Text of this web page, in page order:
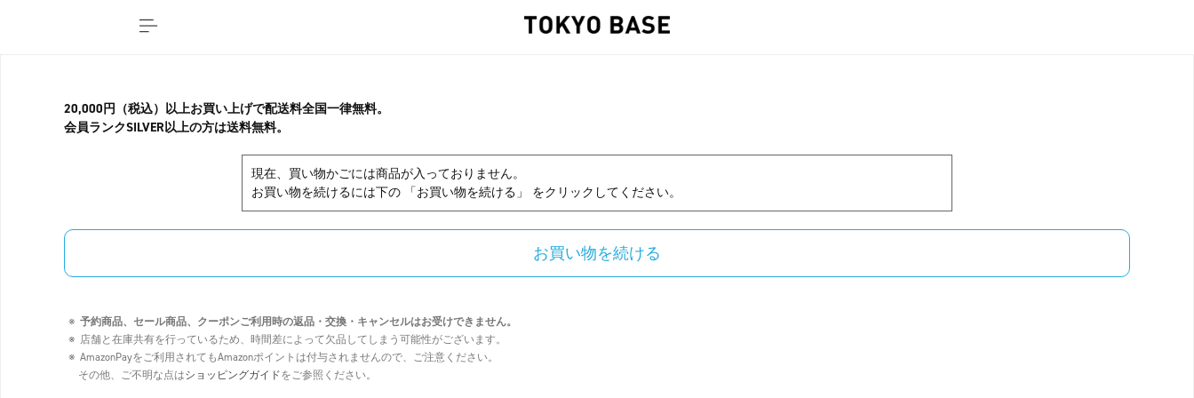
20,000円（税込）以上お買い上げで配送料全国一律無料。
会員ランクSILVER以上の方は送料無料。
現在、買い物かごには商品が入っておりません。
お買い物を続けるには下の 「お買い物を続ける」 をクリックしてください。
予約商品、セール商品、クーポンご利用時の返品・交換・キャンセルはお受けできません。
店舗と在庫共有を行っているため、時間差によって欠品してしまう可能性がございます。
AmazonPayをご利用されてもAmazonポイントは付与されませんので、ご注意ください。
その他、ご不明な点はショッピングガイドをご参照ください。